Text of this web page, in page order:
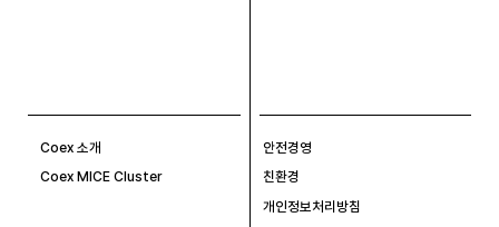
Coex 소개
Coex MICE Cluster
안전경영
친환경
개인정보처리방침